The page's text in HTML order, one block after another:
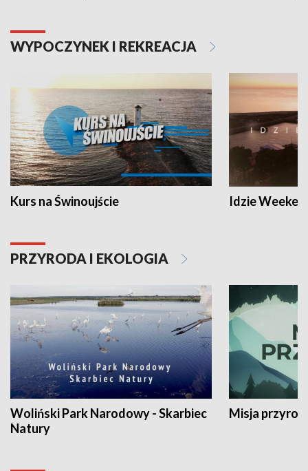
WYPOCZYNEK I REKREACJA
Kurs na Świnoujście Idzie
PRZYRODA I EKOLOGIA
Woliński Park Narodowy - Skarbiec
Natury
Misja